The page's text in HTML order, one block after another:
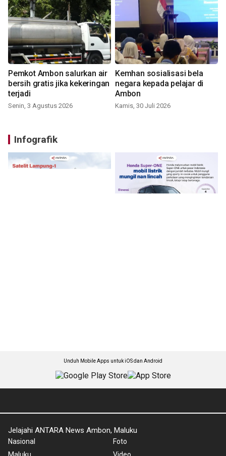
Pemkot Ambon salurkan air
bersih gratis jika kekeringan
terjadi
Senin, 3 Agustus 2026
Kemhan sosialisasi bela
negara kepada pelajar di
Ambon
Kamis, 30 Juli 2026
Infografik
Unduh Mobile Apps untuk iOS dan Android
Jelajahi ANTARA News Ambon, Maluku
Nasional
Foto